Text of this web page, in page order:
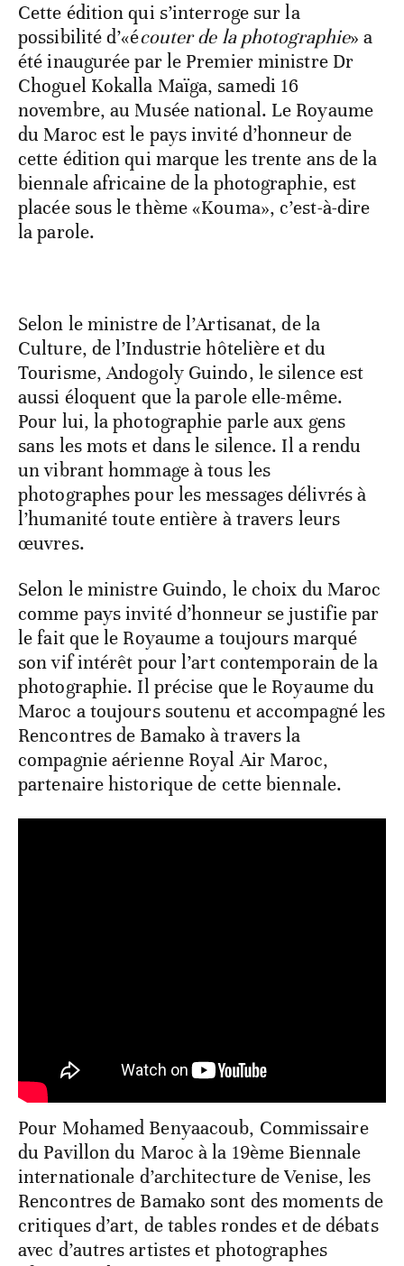
Cette édition qui s’interroge sur la
possibilité d’«écouter de la photographie» a
été inaugurée par le Premier ministre Dr
Choguel Kokalla Maïga, samedi 16
novembre, au Musée national. Le Royaume
du Maroc est le pays invité d’honneur de
cette édition qui marque les trente ans de la
biennale africaine de la photographie, est
placée sous le thème «Kouma», c’est-à-dire
la parole.
Selon le ministre de l’Artisanat, de la
Culture, de l’Industrie hôtelière et du
Tourisme, Andogoly Guindo, le silence est
aussi éloquent que la parole elle-même.
Pour lui, la photographie parle aux gens
sans les mots et dans le silence. Il a rendu
un vibrant hommage à tous les
photographes pour les messages délivrés à
l’humanité toute entière à travers leurs
œuvres.
Selon le ministre Guindo, le choix du Maroc
comme pays invité d’honneur se justifie par
le fait que le Royaume a toujours marqué
son vif intérêt pour l’art contemporain de la
photographie. Il précise que le Royaume du
Maroc a toujours soutenu et accompagné les
Rencontres de Bamako à travers la
compagnie aérienne Royal Air Maroc,
partenaire historique de cette biennale.
Pour Mohamed Benyaacoub, Commissaire
du Pavillon du Maroc à la 19ème Biennale
internationale d’architecture de Venise, les
Rencontres de Bamako sont des moments de
critiques d’art, de tables rondes et de débats
avec d’autres artistes et photographes